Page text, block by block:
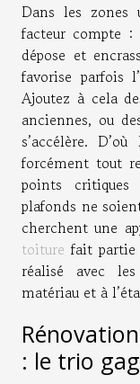
Dans les zones
facteur compte :
dépose et
favorise parfois
Ajoutez à cela
anciennes, ou
s’accélère.
forcément tout
points
plafonds ne
cherchent une
toiture fait partie
réalisé avec
matériau et à
: le trio